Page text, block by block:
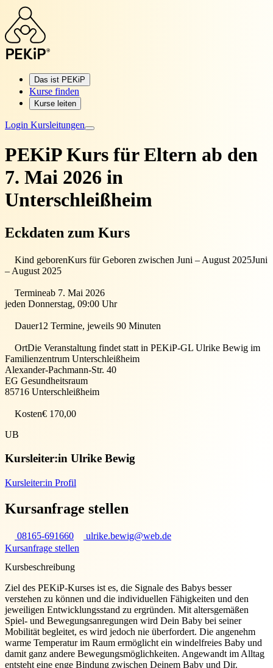
Das ist PEKiP
Kurse finden
Kurse leiten
Login Kursleitungen
PEKiP Kurs für Eltern ab den
7. Mai 2026 in
Unterschleißheim
Eckdaten zum Kurs
Kind geborenKurs für Geboren zwischen Juni – August 2025Juni
– August 2025
Termineab 7. Mai 2026
jeden Donnerstag, 09:00 Uhr
Dauer12 Termine, jeweils 90 Minuten
OrtDie Veranstaltung findet statt in PEKiP-GL Ulrike Bewig im
Familienzentrum Unterschleißheim
Alexander-Pachmann-Str. 40
EG Gesundheitsraum
85716 Unterschleißheim
Kosten€ 170,00
UB
Kursleiter:in Ulrike Bewig
Kursleiter:in Profil
Kursanfrage stellen
08165-691660
ulrike.bewig@web.de
Kursanfrage stellen
Kursbeschreibung
Ziel des PEKiP-Kurses ist es, die Signale des Babys besser
verstehen zu können und die individuellen Fähigkeiten und den
jeweiligen Entwicklungsstand zu ergründen. Mit altersgemäßen
Spiel- und Bewegungsanregungen wird Dein Baby bei seiner
Mobilität begleitet, es wird jedoch nie überfordert. Die angenehm
warme Temperatur im Raum ermöglicht ein windelfreies Baby und
damit ganz andere Bewegungsmöglichkeiten. Angewandt im Alltag
entsteht eine enge Bindung zwischen Deinem Baby und Dir.